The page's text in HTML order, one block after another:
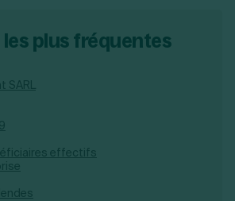
plus fréquentes
SARL
effectifs